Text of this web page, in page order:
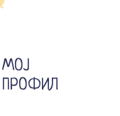
МОЈ
ПРОФИЛ